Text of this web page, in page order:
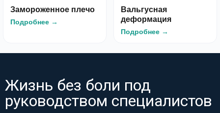
Замороженное плечо
Подробнее →
Вальгусная
деформация
Подробнее →
Жизнь без боли под
руководством специалистов